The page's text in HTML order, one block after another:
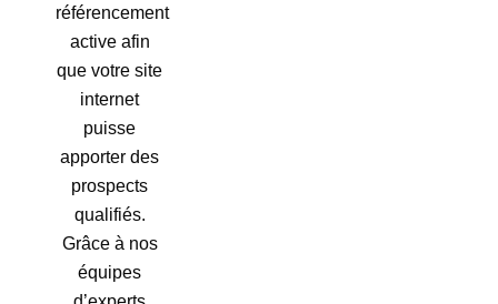
référencement
active afin
que votre site
internet
puisse
apporter des
prospects
qualifiés.
Grâce à nos
équipes